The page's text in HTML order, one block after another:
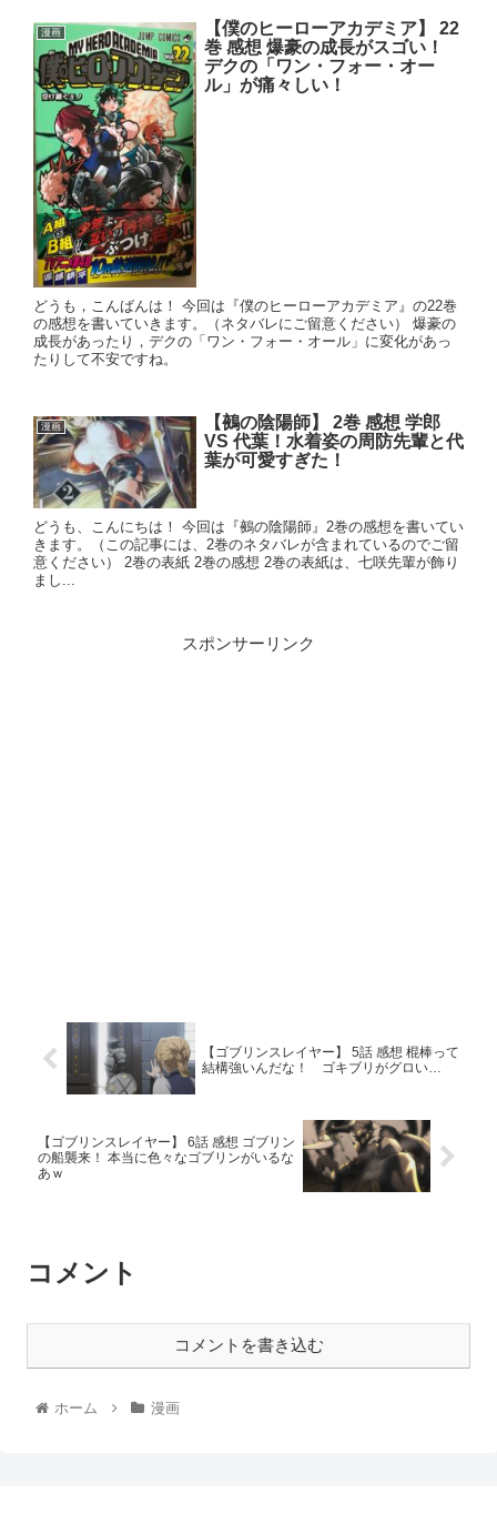
漫画
【僕のヒーローアカデミア】 22
巻 感想 爆豪の成長がスゴい！
デクの「ワン・フォー・オー
ル」が痛々しい！
どうも，こんばんは！ 今回は『僕のヒーローアカデミア』の22巻
の感想を書いていきます。（ネタバレにご留意ください） 爆豪の
成長があったり，デクの「ワン・フォー・オール」に変化があっ
たりして不安ですね。
漫画
【鵺の陰陽師】 2巻 感想 学郎
VS 代葉！水着姿の周防先輩と代
葉が可愛すぎた！
どうも、こんにちは！ 今回は『鵺の陰陽師』2巻の感想を書いてい
きます。（この記事には、2巻のネタバレが含まれているのでご留
意ください） 2巻の表紙 2巻の感想 2巻の表紙は、七咲先輩が飾り
まし...
スポンサーリンク
【ゴブリンスレイヤー】 5話 感想 棍棒って
結構強いんだな！ ゴキブリがグロい…
【ゴブリンスレイヤー】 6話 感想 ゴブリン
の船襲来！ 本当に色々なゴブリンがいるな
あｗ
コメント
コメントを書き込む
ホーム 漫画